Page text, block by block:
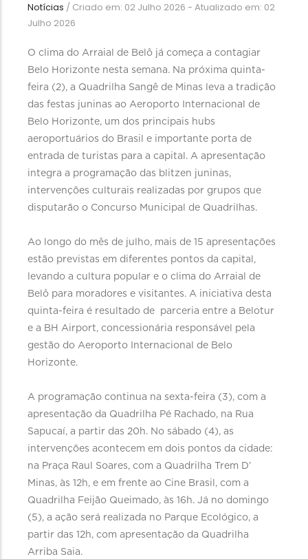
Notícias / Criado em: 02 Julho 2026 - Atualizado em: 02
Julho 2026
O clima do Arraial de Belô já começa a contagiar
Belo Horizonte nesta semana. Na próxima quinta-
feira (2), a Quadrilha Sangê de Minas leva a tradição
das festas juninas ao Aeroporto Internacional de
Belo Horizonte, um dos principais hubs
aeroportuários do Brasil e importante porta de
entrada de turistas para a capital. A apresentação
integra a programação das blitzen juninas,
intervenções culturais realizadas por grupos que
disputarão o Concurso Municipal de Quadrilhas.
Ao longo do mês de julho, mais de 15 apresentações
estão previstas em diferentes pontos da capital,
levando a cultura popular e o clima do Arraial de
Belô para moradores e visitantes. A iniciativa desta
quinta-feira é resultado de parceria entre a Belotur
e a BH Airport, concessionária responsável pela
gestão do Aeroporto Internacional de Belo
Horizonte.
A programação continua na sexta-feira (3), com a
apresentação da Quadrilha Pé Rachado, na Rua
Sapucaí, a partir das 20h. No sábado (4), as
intervenções acontecem em dois pontos da cidade:
na Praça Raul Soares, com a Quadrilha Trem D’
Minas, às 12h, e em frente ao Cine Brasil, com a
Quadrilha Feijão Queimado, às 16h. Já no domingo
(5), a ação será realizada no Parque Ecológico, a
partir das 12h, com apresentação da Quadrilha
Arriba Saia.